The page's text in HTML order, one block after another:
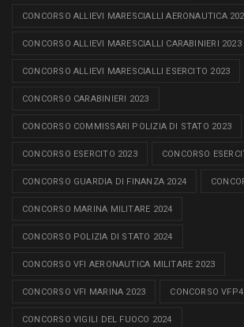
CONCORSO ALLIEVI MARESCIALLI AERONAUTICA
CONCORSO ALLIEVI MARESCIALLI CARABINIERI 2023
CONCORSO ALLIEVI MARESCIALLI ESERCITO 2023
CONCORSO CARABINIERI 2023
CONCORSO COMMISSARI POLIZIA DI STATO 2023
CONCORSO ESERCITO 2023 CONCORSO
CONCORSO GUARDIA DI FINANZA 2024
CONCORSO MARINA MILITARE 2024
CONCORSO POLIZIA DI STATO 2024
CONCORSO VFI AERONAUTICA MILITARE 2023
CONCORSO VFI MARINA 2023 CONCORSO
CONCORSO VIGILI DEL FUOCO 2024